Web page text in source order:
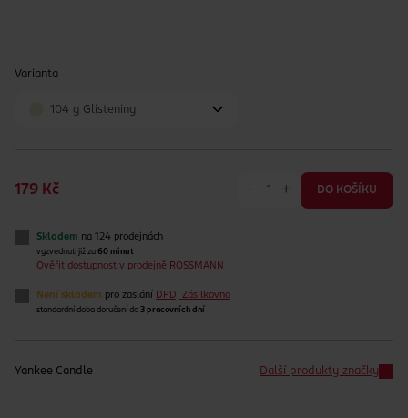
Varianta
104 g Glistening
179 Kč - + DO KOŠÍKU
Skladem na 124 prodejnách
vyzvednutí již za 60 minut
Ověřit dostupnost v prodejně ROSSMANN
Není skladem pro zaslání DPD, Zásilkovna
standardní doba doručení do 3 pracovních dní
Yankee Candle Další produkty značky